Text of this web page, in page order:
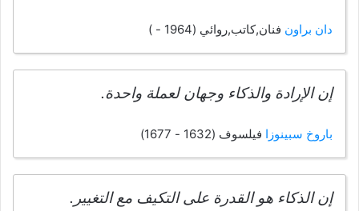
دان براون فنان,كاتب,روائي (1964 - )
إن الإرادة والذكاء وجهان لعملة واحدة.
باروخ سبينوزا فيلسوف (1632 - 1677)
إن الذكاء هو القدرة على التكيف مع التغيير.